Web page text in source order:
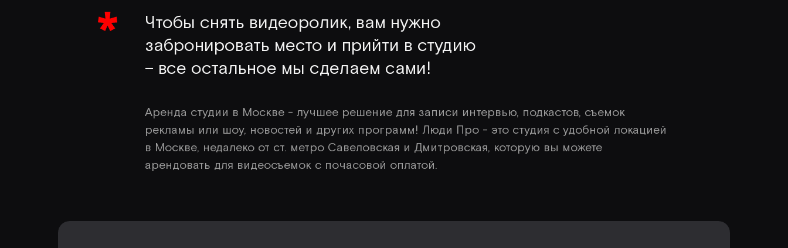
Чтобы снять видеоролик, вам нужно
забронировать место и прийти в студию
– все остальное мы сделаем сами!
Аренда студии в Москве - лучшее решение для записи интервью, подкастов, съемок
рекламы или шоу, новостей и других программ! Люди Про - это студия с удобной локацией
в Москве, недалеко от ст. метро Савеловская и Дмитровская, которую вы можете
арендовать для видеосъемок с почасовой оплатой.